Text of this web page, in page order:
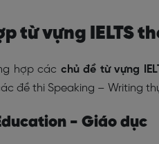
từ vựng IELTS
hợp các chủ đề từ vựng
đề thi Speaking – Writing
- Giáo dục